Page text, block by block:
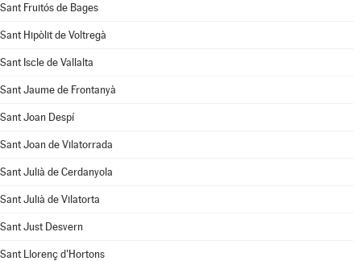
Sant Fruitós de Bages
Sant Hipòlit de Voltregà
Sant Iscle de Vallalta
Sant Jaume de Frontanyà
Sant Joan Despí
Sant Joan de Vilatorrada
Sant Julià de Cerdanyola
Sant Julià de Vilatorta
Sant Just Desvern
Sant Llorenç d'Hortons